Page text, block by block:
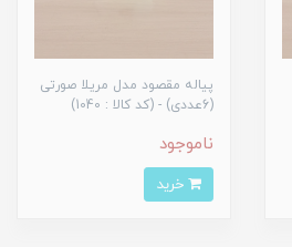
پیاله مقصود مدل مریلا صورتی
(6عددی) - (کد کالا : 1040)
ناموجود